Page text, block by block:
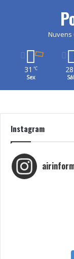
Nuvens
31 ℃
Sex
28
Instagram